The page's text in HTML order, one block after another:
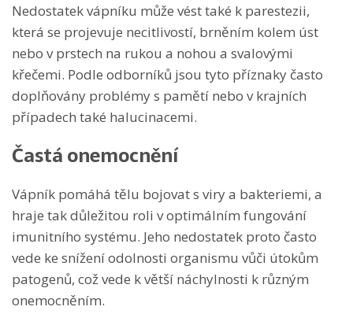
Nedostatek vápníku může vést také k parestezii,
která se projevuje necitlivostí, brněním kolem úst
nebo v prstech na rukou a nohou a svalovými
křečemi. Podle odborníků jsou tyto příznaky často
doplňovány problémy s pamětí nebo v krajních
případech také halucinacemi.
Častá onemocnění
Vápník pomáhá tělu bojovat s viry a bakteriemi, a
hraje tak důležitou roli v optimálním fungování
imunitního systému. Jeho nedostatek proto často
vede ke snížení odolnosti organismu vůči útokům
patogenů, což vede k větší náchylnosti k různým
onemocněním.